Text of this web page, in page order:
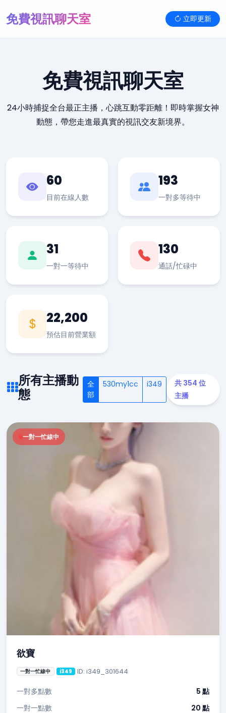
免費視訊聊天室 立即更新
免費視訊聊天室
24小時捕捉全台最正主播，心跳互動零距離！即時掌握女神
動態，帶您走進最真實的視訊交友新境界。
60
目前在線人數
193
一對多等待中
31
一對一等待中
130
通話/忙碌中
22,200
預估目前營業額
所有主播動
態
全
部
530my1cc i349
共 354 位
主播
一對一忙線中
欲寶
一對一忙線中 i349 ID: i349_301644
一對多點數
5 點
一對一點數
20 點